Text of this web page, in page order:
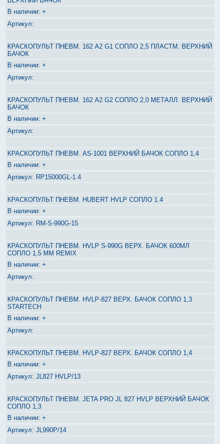
+
КРАСКОПУЛЬТ ПНЕВМ. 162 A2 G1 СОПЛО 2,5 ПЛАСТМ. ВЕРХНИЙ
БАЧОК
+
КРАСКОПУЛЬТ ПНЕВМ. 162 A2 G2 СОПЛО 2,0 МЕТАЛЛ. ВЕРХНИЙ
БАЧОК
+
КРАСКОПУЛЬТ ПНЕВМ. AS-1001 ВЕРХНИЙ БАЧОК СОПЛО 1,4
+
RP15000GL-1.4
КРАСКОПУЛЬТ ПНЕВМ. HUBERT HVLP СОПЛО 1.4
+
RM-S-990G-15
КРАСКОПУЛЬТ ПНЕВМ. HVLP S-990G ВЕРХ. БАЧОК 600МЛ
СОПЛО 1,5 ММ REMIX
+
КРАСКОПУЛЬТ ПНЕВМ. HVLP-827 ВЕРХ. БАЧОК СОПЛО 1,3
STARTECH
+
КРАСКОПУЛЬТ ПНЕВМ. HVLP-827 ВЕРХ. БАЧОК СОПЛО 1,4
+
JL827 HVLP/13
КРАСКОПУЛЬТ ПНЕВМ. JETA PRO JL 827 HVLP ВЕРХНИЙ БАЧОК
СОПЛО 1,3
+
JL990P/14